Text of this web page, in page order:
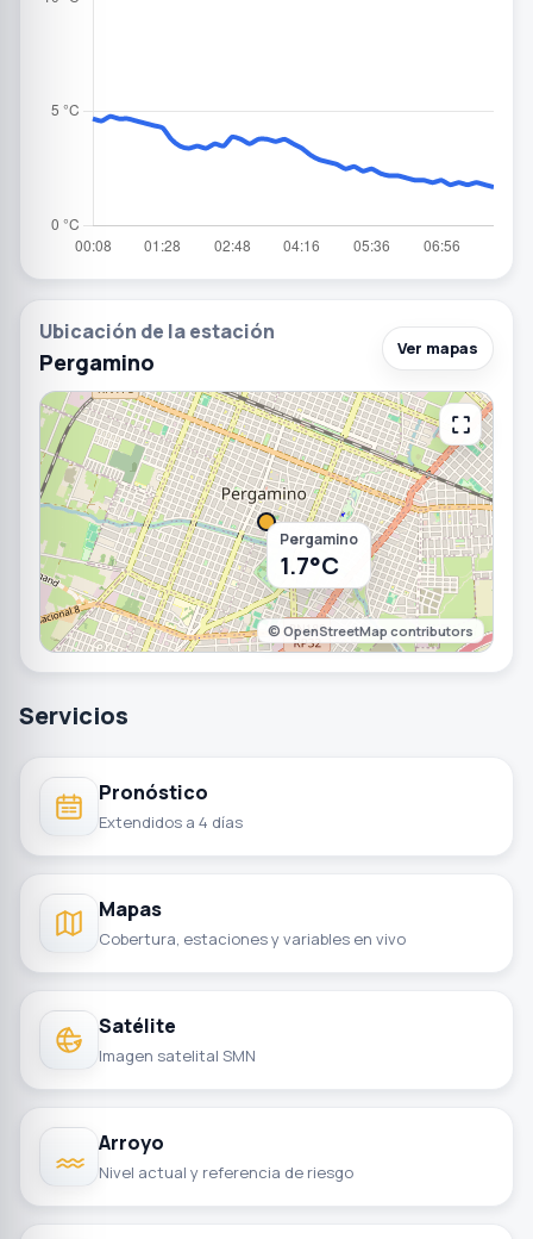
Ubicación de la estación
Pergamino
Ver mapas
Pergamino
1.7°C
© OpenStreetMap contributors
Servicios
Pronóstico
Extendidos a 4 días
Mapas
Cobertura, estaciones y variables en vivo
Satélite
Imagen satelital SMN
Arroyo
Nivel actual y referencia de riesgo